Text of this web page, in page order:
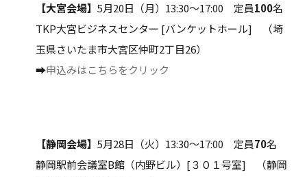
【大宮会場】5月20日（月）13:30～17:00 定員100名
TKP大宮ビジネスセンター [バンケットホール] （埼
玉県さいたま市大宮区仲町2丁目26）
➡申込みはこちらをクリック
【静岡会場】5月28日（火）13:30～17:00 定員70名
静岡駅前会議室B館（内野ビル）[３０１号室] （静岡